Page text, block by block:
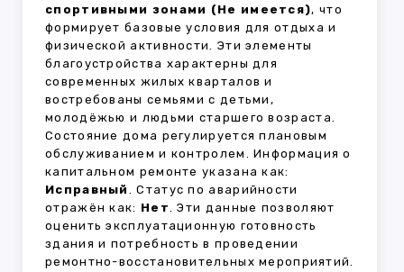
спортивными зонами (Не имеется), что
формирует базовые условия для отдыха и
физической активности. Эти элементы
благоустройства характерны для
современных жилых кварталов и
востребованы семьями с детьми,
молодёжью и людьми старшего возраста.
Состояние дома регулируется плановым
обслуживанием и контролем. Информация о
капитальном ремонте указана как:
Исправный . Статус по аварийности
отражён как: Нет. Эти данные позволяют
оценить эксплуатационную готовность
здания и потребность в проведении
ремонтно-восстановительных мероприятий.